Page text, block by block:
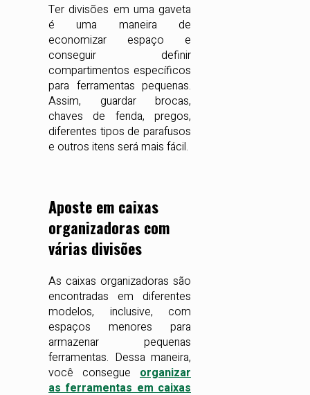
Ter divisões em uma gaveta
é uma maneira de
economizar espaço e
conseguir definir
compartimentos específicos
para ferramentas pequenas.
Assim, guardar brocas,
chaves de fenda, pregos,
diferentes tipos de parafusos
e outros itens será mais fácil.
Aposte em caixas
organizadoras com
várias divisões
As caixas organizadoras são
encontradas em diferentes
modelos, inclusive, com
espaços menores para
armazenar pequenas
ferramentas. Dessa maneira,
você consegue organizar
as ferramentas em caixas